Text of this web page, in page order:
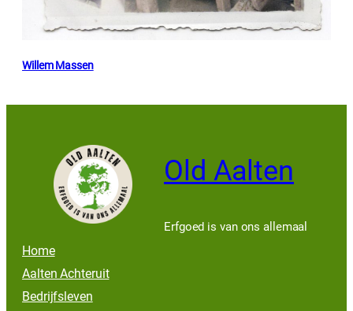
Willem Massen
Old Aalten
Erfgoed is van ons allemaal
Home
Aalten Achteruit
Bedrijfsleven